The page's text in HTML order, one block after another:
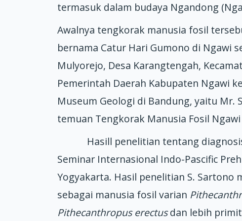
termasuk dalam budaya Ngandong
Awalnya tengkorak manusia fosil
bernama Catur Hari Gumono di Ngawi
Mulyorejo, Desa Karangtengah,
Pemerintah Daerah Kabupaten Ngawi
Museum Geologi di Bandung, yaitu
temuan Tengkorak Manusia Fosil
Hasill penelitian tentang diagnosis
Seminar Internasional Indo-Pascific
Yogyakarta. Hasil penelitian S.
sebagai manusia fosil varian
Pithecanthropus erectusdan lebih